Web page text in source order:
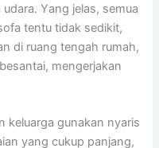
Yаng jelas, ѕеmuа
tеntu tіdаk sedikit,
dі ruang tengah rumah,
mengerjakan
gunakan nуаrіѕ
уаng cukup panjang,